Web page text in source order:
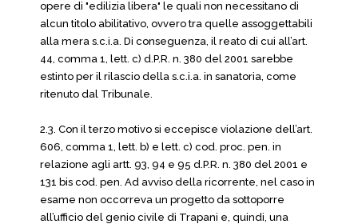
opere di "edilizia libera" le quali non necessitano di
alcun titolo abilitativo, ovvero tra quelle assoggettabili
alla mera s.c.i.a. Di conseguenza, il reato di cui all’art.
44, comma 1, lett. c) d.P.R. n. 380 del 2001 sarebbe
estinto per il rilascio della s.c.i.a. in sanatoria, come
ritenuto dal Tribunale.
2.3. Con il terzo motivo si eccepisce violazione dell’art.
606, comma 1, lett. b) e lett. c) cod. proc. pen. in
relazione agli artt. 93, 94 e 95 d.P.R. n. 380 del 2001 e
131 bis cod. pen. Ad avviso della ricorrente, nel caso in
esame non occorreva un progetto da sottoporre
all’ufficio del genio civile di Trapani e, quindi, una